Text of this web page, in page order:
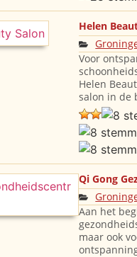
Helen
Voor
Helen
salon in de
Qi Gong
Aan het
maar ook